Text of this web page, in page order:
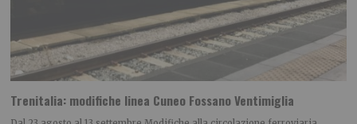
Trenitalia: modifiche linea Cuneo Fossano Ventimiglia